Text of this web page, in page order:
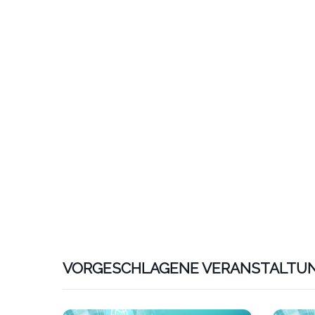
VORGESCHLAGENE